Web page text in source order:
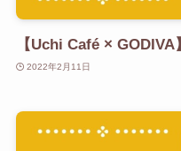
【Uchi Café ×
2022年2月11日